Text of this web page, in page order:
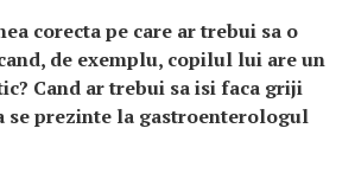
corecta pe care ar trebui sa o
de exemplu, copilul lui are un
Cand ar trebui sa isi faca griji
se prezinte la gastroenterologul